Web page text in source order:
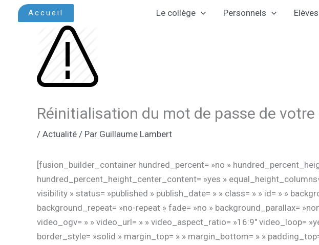
Accueil Le collège Personnels Elèves
Réinitialisation du mot de passe de
/ Actualité / Par Guillaume Lambert
[fusion_builder_container hundred_percent= »no »
hundred_percent_height_center_content= »yes »
visibility » status= »published » publish_date= » » class= » » id= » »
background_repeat= »no-repeat » fade= »no » background_parallax=
video_ogv= » » video_url= » » video_aspect_ratio= »16:9″ video_loop=
border_style= »solid » margin_top= » » margin_bottom= » »